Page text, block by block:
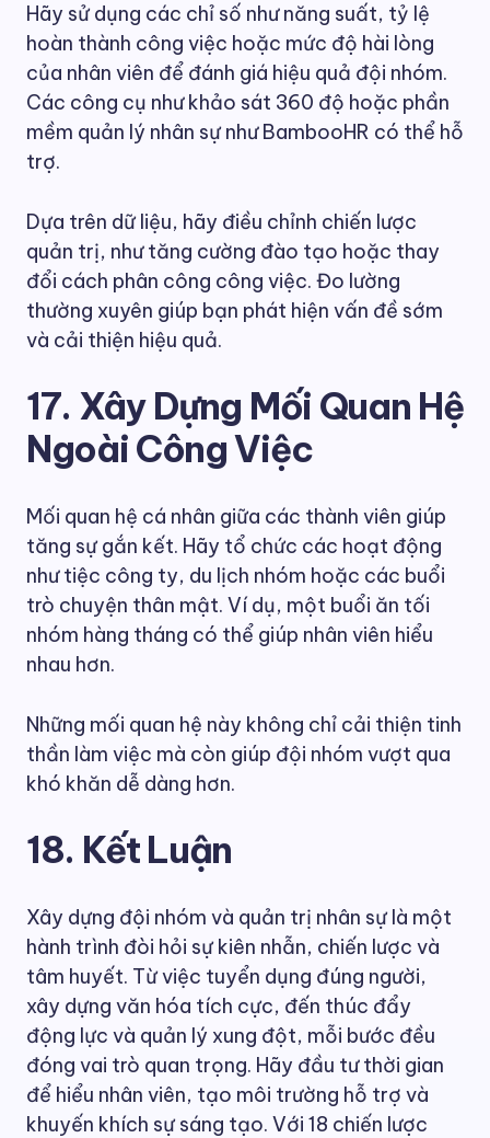
Hãy sử dụng các chỉ số như năng suất, tỷ lệ
hoàn thành công việc hoặc mức độ hài lòng
của nhân viên để đánh giá hiệu quả đội nhóm.
Các công cụ như khảo sát 360 độ hoặc phần
mềm quản lý nhân sự như BambooHR có thể hỗ
trợ.
Dựa trên dữ liệu, hãy điều chỉnh chiến lược
quản trị, như tăng cường đào tạo hoặc thay
đổi cách phân công công việc. Đo lường
thường xuyên giúp bạn phát hiện vấn đề sớm
và cải thiện hiệu quả.
17. Xây Dựng Mối Quan Hệ
Ngoài Công Việc
Mối quan hệ cá nhân giữa các thành viên giúp
tăng sự gắn kết. Hãy tổ chức các hoạt động
như tiệc công ty, du lịch nhóm hoặc các buổi
trò chuyện thân mật. Ví dụ, một buổi ăn tối
nhóm hàng tháng có thể giúp nhân viên hiểu
nhau hơn.
Những mối quan hệ này không chỉ cải thiện tinh
thần làm việc mà còn giúp đội nhóm vượt qua
khó khăn dễ dàng hơn.
18. Kết Luận
Xây dựng đội nhóm và quản trị nhân sự là một
hành trình đòi hỏi sự kiên nhẫn, chiến lược và
tâm huyết. Từ việc tuyển dụng đúng người,
xây dựng văn hóa tích cực, đến thúc đẩy
động lực và quản lý xung đột, mỗi bước đều
đóng vai trò quan trọng. Hãy đầu tư thời gian
để hiểu nhân viên, tạo môi trường hỗ trợ và
khuyến khích sự sáng tạo. Với 18 chiến lược